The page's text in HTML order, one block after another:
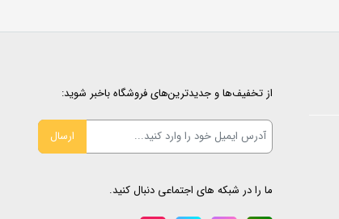
از تخفیف‌ها و جدیدترین‌های فروشگاه باخبر شوید:
ما را در شبکه های اجتماعی دنبال کنید.